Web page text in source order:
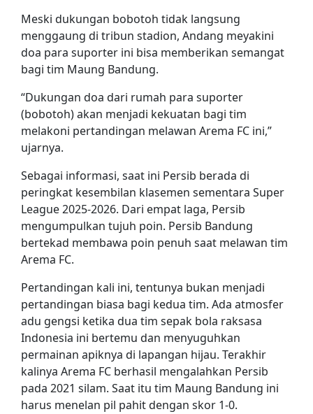
Meski dukungan bobotoh tidak langsung
menggaung di tribun stadion, Andang meyakini
doa para suporter ini bisa memberikan semangat
bagi tim Maung Bandung.
“Dukungan doa dari rumah para suporter
(bobotoh) akan menjadi kekuatan bagi tim
melakoni pertandingan melawan Arema FC ini,”
ujarnya.
Sebagai informasi, saat ini Persib berada di
peringkat kesembilan klasemen sementara Super
League 2025-2026. Dari empat laga, Persib
mengumpulkan tujuh poin. Persib Bandung
bertekad membawa poin penuh saat melawan tim
Arema FC.
Pertandingan kali ini, tentunya bukan menjadi
pertandingan biasa bagi kedua tim. Ada atmosfer
adu gengsi ketika dua tim sepak bola raksasa
Indonesia ini bertemu dan menyuguhkan
permainan apiknya di lapangan hijau. Terakhir
kalinya Arema FC berhasil mengalahkan Persib
pada 2021 silam. Saat itu tim Maung Bandung ini
harus menelan pil pahit dengan skor 1-0.